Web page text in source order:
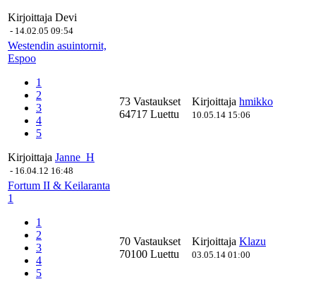
Kirjoittaja Devi
- 14.02.05 09:54
Westendin asuintornit,
Espoo
1
2
3
4
5
Kirjoittaja Janne_H
- 16.04.12 16:48
73 Vastaukset
64717 Luettu
Kirjoittaja hmikko
10.05.14 15:06
Fortum II & Keilaranta
1
1
2
3
4
5
70 Vastaukset
70100 Luettu
Kirjoittaja Klazu
03.05.14 01:00